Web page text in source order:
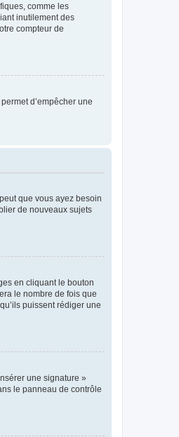
comme les
inutilement des
compteur de
d’empêcher une
que vous ayez besoin
de nouveaux sujets
en cliquant le bouton
le nombre de fois que
puissent rédiger une
une signature »
le panneau de contrôle